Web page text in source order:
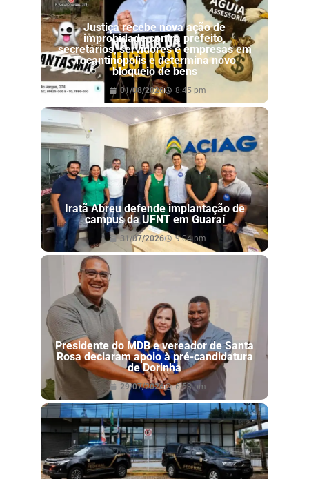
Justiça recebe nova ação de
improbidade contra prefeito,
secretários, servidores e empresas em
Tocantinópolis e determina novo
bloqueio de bens
01/08/2026 8:45 pm
Iratã Abreu defende implantação de
campus da UFNT em Guaraí
31/07/2026 9:04 pm
Presidente do MDB e vereador de Santa
Rosa declaram apoio à pré-candidatura
de Dorinha
29/07/2026 6:53 pm